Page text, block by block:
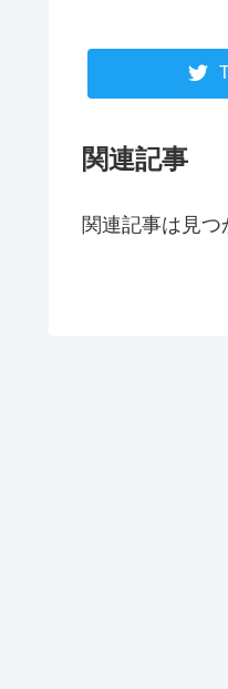
関連記事
関連記事は見つ